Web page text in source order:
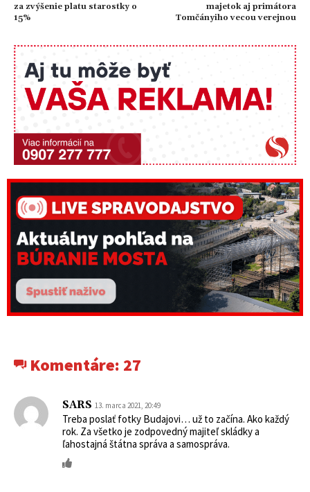
za zvýšenie platu starostky o
15%
majetok aj primátora
Tomčányiho vecou verejnou
Komentáre: 27
SARS 13. marca 2021, 20:49
Treba poslať fotky Budajovi… už to začína. Ako každý
rok. Za všetko je zodpovedný majiteľ skládky a
ľahostajná štátna správa a samospráva.